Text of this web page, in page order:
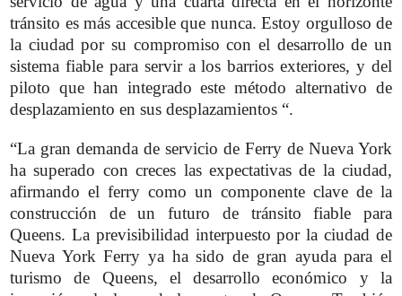
tránsito es más accesible que nunca. Estoy orgulloso de
la ciudad por su compromiso con el desarrollo de un
sistema fiable para servir a los barrios exteriores, y del
piloto que han integrado este método alternativo de
desplazamiento en sus desplazamientos “.
“La gran demanda de servicio de Ferry de Nueva York
ha superado con creces las expectativas de la ciudad,
afirmando el ferry como un componente clave de la
construcción de un futuro de tránsito fiable para
Queens. La previsibilidad interpuesto por la ciudad de
Nueva York Ferry ya ha sido de gran ayuda para el
turismo de Queens, el desarrollo económico y la